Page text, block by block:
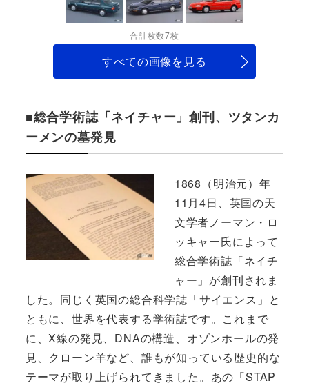
合計枚数7枚
すべての画像を見る
■総合学術誌「ネイチャー」創刊、ツタンカ
ーメンの墓発見
1868（明治元）年
11月4日、英国の天
文学者ノーマン・ロ
ッキャー氏によって
総合学術誌「ネイチ
ャー」が創刊されま
した。同じく英国の総合科学誌「サイエンス」と
ともに、世界を代表する学術誌です。これまで
に、X線の発見、DNAの構造、オゾンホールの発
見、クローン羊など、誰もが知っている歴史的な
テーマが取り上げられてきました。あの「STAP